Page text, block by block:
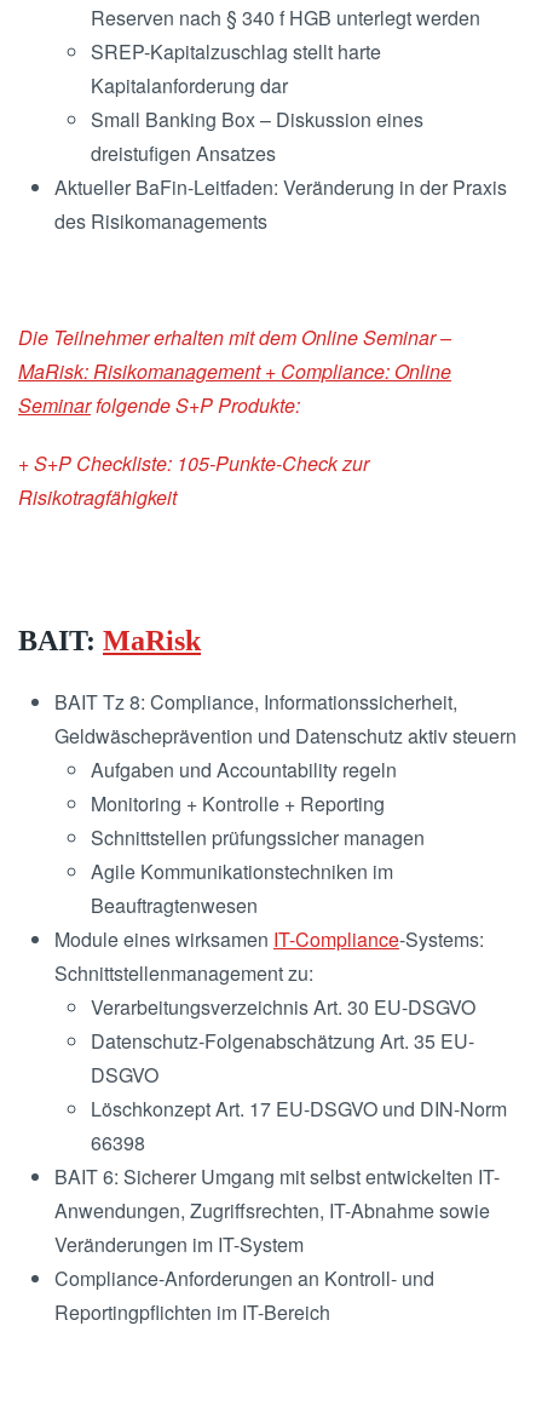
Reserven nach § 340 f HGB unterlegt werden
SREP-Kapitalzuschlag stellt harte
Kapitalanforderung dar
Small Banking Box – Diskussion eines
dreistufigen Ansatzes
Aktueller BaFin-Leitfaden: Veränderung in der Praxis
des Risikomanagements
Die Teilnehmer erhalten mit dem Online Seminar –
MaRisk: Risikomanagement + Compliance: Online
Seminarfolgende S+P Produkte:
+ S+P Checkliste: 105-Punkte-Check zur
Risikotragfähigkeit
BAIT: MaRisk
BAIT Tz 8: Compliance, Informationssicherheit,
Geldwäscheprävention und Datenschutz aktiv steuern
Aufgaben und Accountability regeln
Monitoring + Kontrolle + Reporting
Schnittstellen prüfungssicher managen
Agile Kommunikationstechniken im
Beauftragtenwesen
Module eines wirksamen IT-Compliance-Systems:
Schnittstellenmanagement zu:
Verarbeitungsverzeichnis Art. 30 EU-DSGVO
Datenschutz-Folgenabschätzung Art. 35 EU-
DSGVO
Löschkonzept Art. 17 EU-DSGVO und DIN-Norm
66398
BAIT 6: Sicherer Umgang mit selbst entwickelten IT-
Anwendungen, Zugriffsrechten, IT-Abnahme sowie
Veränderungen im IT-System
Compliance-Anforderungen an Kontroll- und
Reportingpflichten im IT-Bereich